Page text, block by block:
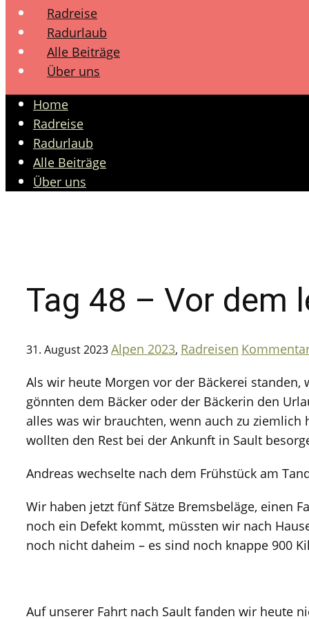
Radreise
Radurlaub
Alle Beiträge
Über uns
Home
Radreise
Radurlaub
Alle Beiträge
Über uns
Tag 48 – Vor dem
31. August 2023Alpen 2023, Radreisen
Als wir heute Morgen vor der Bäckerei standen,
gönnten dem Bäcker oder der Bäckerin den
alles was wir brauchten, wenn auch zu
wollten den Rest bei der Ankunft in Sault
Andreas wechselte nach dem Frühstück am
Wir haben jetzt fünf Sätze Bremsbeläge, einen
noch ein Defekt kommt, müssten wir nach
noch nicht daheim – es sind noch knappe 900
Auf unserer Fahrt nach Sault fanden wir heute